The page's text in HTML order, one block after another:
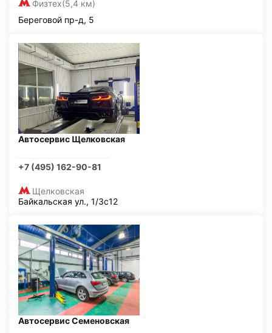
Физтех(5,4 км)
Береговой пр-д, 5
Автосервис Щелковская
+7 (495) 162-90-81
Щелковская
Байкальская ул., 1/3с12
Автосервис Семеновская